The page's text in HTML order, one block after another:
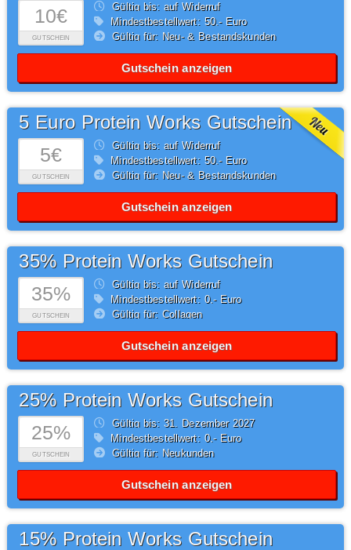
10€
GUTSCHEIN
Gültig bis: auf Widerruf
Mindestbestellwert: 50,- Euro
Gültig für: Neu- & Bestandskunden
Gutschein anzeigen
5€
GUTSCHEIN
5 Euro Protein Works Gutschein
Gültig bis: auf Widerruf
Mindestbestellwert: 50,- Euro
Gültig für: Neu- & Bestandskunden
Gutschein anzeigen
35%
GUTSCHEIN
35% Protein Works Gutschein
Gültig bis: auf Widerruf
Mindestbestellwert: 0,- Euro
Gültig für: Collagen
Gutschein anzeigen
25%
GUTSCHEIN
25% Protein Works Gutschein
Gültig bis: 31. Dezember2027
Mindestbestellwert: 0,- Euro
Gültig für: Neukunden
Gutschein anzeigen
15% Protein Works Gutschein